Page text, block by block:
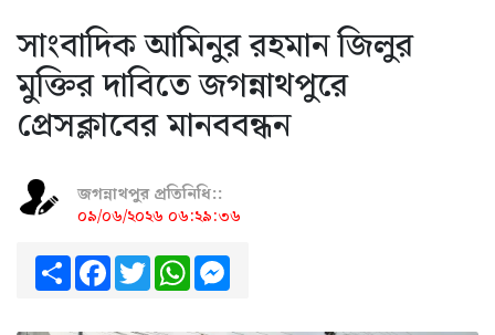
সাংবাদিক আমিনুর রহমান জিলুর
মুক্তির দাবিতে জগন্নাথপুরে
প্রেসক্লাবের মানববন্ধন
জগন্নাথপুর প্রতিনিধি::
০৯/০৬/২০২৬ ০৬:২৯:৩৬
ShareFacebook
TwitterWhatsApp